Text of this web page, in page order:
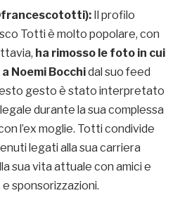
Il profilo
Totti è molto popolare, con
ha rimosso le foto in cui
Noemi Bocchidal suo feed
gesto è stato interpretato
durante la sua complessa
l’ex moglie. Totti condivide
legati alla sua carriera
sua vita attuale con amici e
e sponsorizzazioni.